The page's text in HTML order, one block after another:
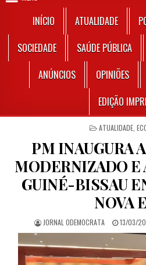
INÍCIO ATUALIDADE
SOCIEDADE
SAÚDE PÚBLICA
ANÚNCIOS
OPINIÕES
EDIÇÃO
POSTED IN
ATUALIDADE,
PM INAUGURA
MODERNIZADO E
GUINÉ-BISSAU
NOVA
AUTHOR:
JORNAL ODEMOCRATA 13/03/